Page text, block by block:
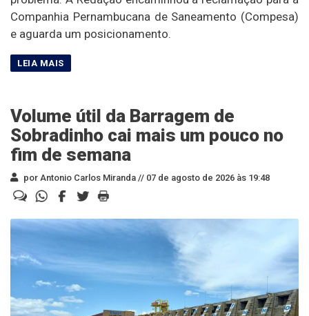
Companhia Pernambucana de Saneamento (Compesa)
e aguarda um posicionamento.
Volume útil da Barragem de
Sobradinho cai mais um pouco no
fim de semana
por Antonio Carlos Miranda // 07 de agosto de 2026 às 19:48